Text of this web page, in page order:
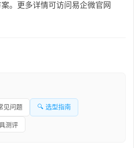
。更多详情可访问易企微官网
见问题 🔍 选型指南
测评